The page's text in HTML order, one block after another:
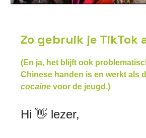
Zo gebruik je TikTok
(En ja, het blijft ook
Chinese handen is en werkt als
cocaine voor de jeugd.)
Hi 👋 lezer,